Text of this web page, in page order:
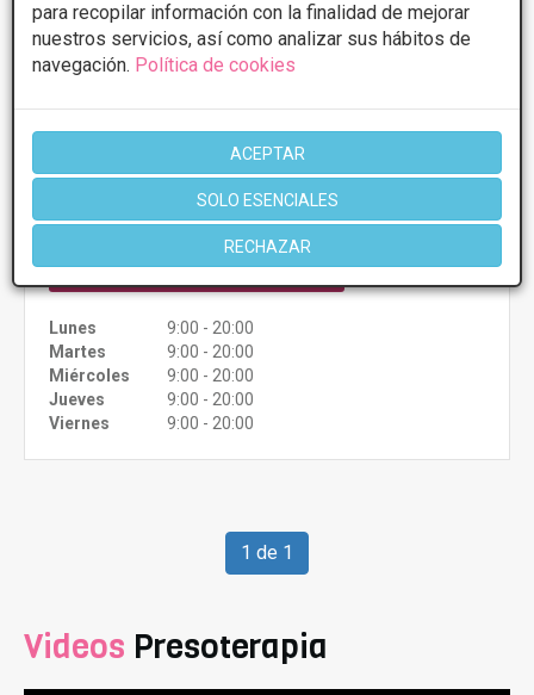
para recopilar información con la finalidad de mejorar
nuestros servicios, así como analizar sus hábitos de
navegación. Política de cookies
ACEPTAR
SOLO ESENCIALES
RECHAZAR
Policlinica Euskal Herria
5 5 Opiniones
Euskal Herria 22, Getxo VER MAPA
PRIMERA CONSULTA GRATUITA & FINANCIACIÓN A
CONSULTAR/CITA/PRESUPUESTO
Lunes
9:00 - 20:00
Martes
9:00 - 20:00
Miércoles
9:00 - 20:00
Jueves
9:00 - 20:00
Viernes
9:00 - 20:00
1 de 1
Videos Presoterapia